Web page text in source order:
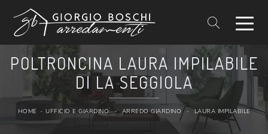
POLTRONCINA LAURA IMPILABILE
DI LA SEGGIOLA
HOME - UFFICIO E GIARDINO - ARREDO GIARDINO - LAURA IMPILABILE